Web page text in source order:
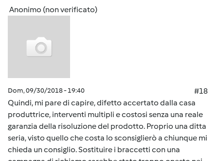
Anonimo (non verificato)
Dom, 09/30/2018 - 19:40
#18
Quindi, mi pare di capire, difetto accertato dalla casa
produttrice, interventi multipli e costosi senza una reale
garanzia della risoluzione del prodotto. Proprio una ditta
seria, visto quello che costa lo sconsiglierò a chiunque mi
chieda un consiglio. Sostituire i braccetti con una